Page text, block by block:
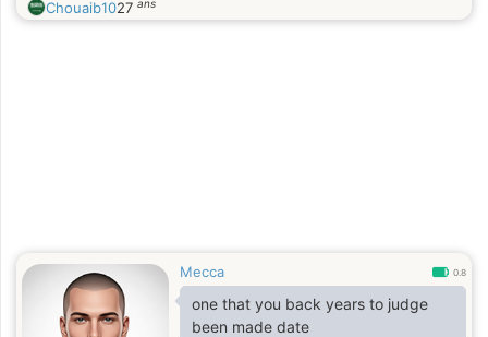
Chouaib1027 ans
Mecca 0.8
one that you back years to judge
been made date